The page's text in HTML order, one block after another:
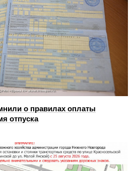
о правилах оплаты
отпуска